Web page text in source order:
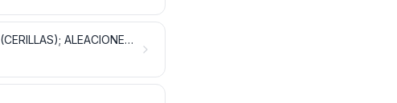
PÓLVORA Y EXPLOSIVOS; ARTÍCULOS DE PIROTECNIA; FÓSFOROS (CERILLAS); ALEACIONES PIROFÓRICAS; MATERIAS INFLAMABLES